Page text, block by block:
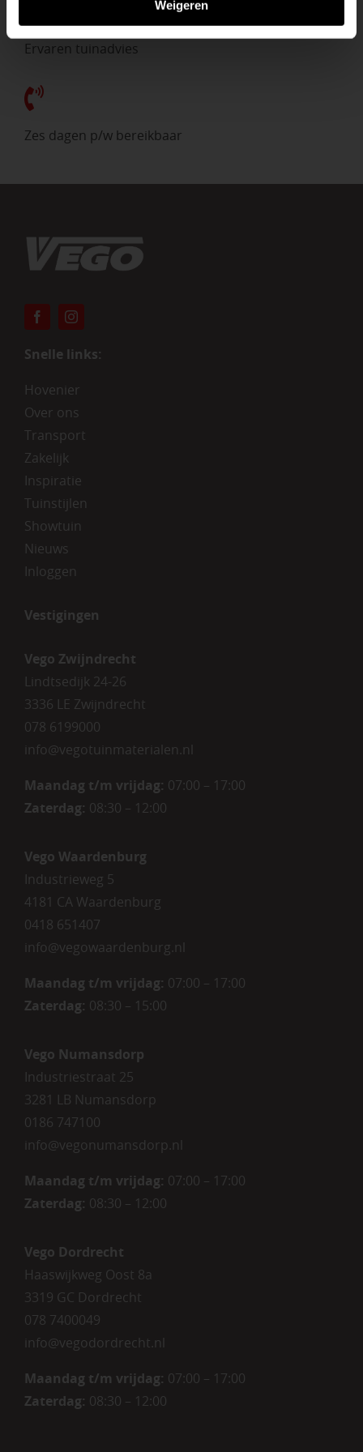
Weigeren
Ervaren tuinadvies
Zes dagen p/w bereikbaar
Snelle links:
Hovenier
Over ons
Transport
Zakelijk
Inspiratie
Tuinstijlen
Showtuin
Nieuws
Inloggen
Vestigingen
Vego Zwijndrecht
Lindtsedijk 24-26
3336 LE Zwijndrecht
078 6199000
info@vegotuinmaterialen.nl
Maandag t/m vrijdag: 07:00 – 17:00
Zaterdag: 08:30 – 12:00
Vego Waardenburg
Industrieweg 5
4181 CA Waardenburg
0418 651407
info@vegowaardenburg.nl
Maandag t/m vrijdag: 07:00 – 17:00
Zaterdag: 08:30 – 15:00
Vego Numansdorp
Industriestraat 25
3281 LB Numansdorp
0186 747100
info@vegonumansdorp.nl
Maandag t/m vrijdag: 07:00 – 17:00
Zaterdag: 08:30 – 12:00
Vego Dordrecht
Haaswijkweg Oost 8a
3319 GC Dordrecht
078 7400049
info@vegodordrecht.nl
Maandag t/m vrijdag: 07:00 – 17:00
Zaterdag: 08:30 – 12:00